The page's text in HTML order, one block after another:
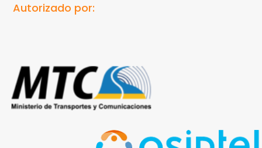
Autorizado por: